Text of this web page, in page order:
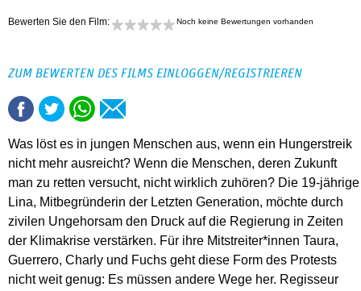
Bewerten Sie den Film: Noch keine Bewertungen vorhanden
ZUM BEWERTEN DES FILMS EINLOGGEN/REGISTRIEREN
Was löst es in jungen Menschen aus, wenn ein Hungerstreik
nicht mehr ausreicht? Wenn die Menschen, deren Zukunft
man zu retten versucht, nicht wirklich zuhören? Die 19-jährige
Lina, Mitbegründerin der Letzten Generation, möchte durch
zivilen Ungehorsam den Druck auf die Regierung in Zeiten
der Klimakrise verstärken. Für ihre Mitstreiter*innen Taura,
Guerrero, Charly und Fuchs geht diese Form des Protests
nicht weit genug: Es müssen andere Wege her. Regisseur